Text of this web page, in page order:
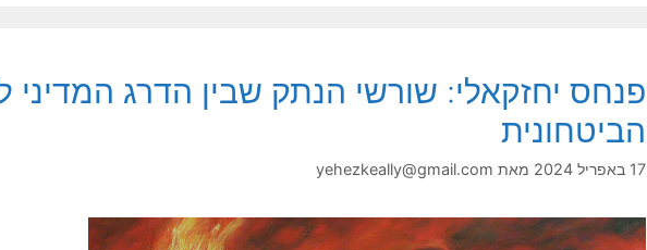
פנחס יחזקאלי: שורשי הנתק שבין הדרג המדיני
הביטחונית
17 באפריל 2024 מאת yehezkeally@gmail.com